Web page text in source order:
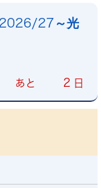
27～光
あと 2 日